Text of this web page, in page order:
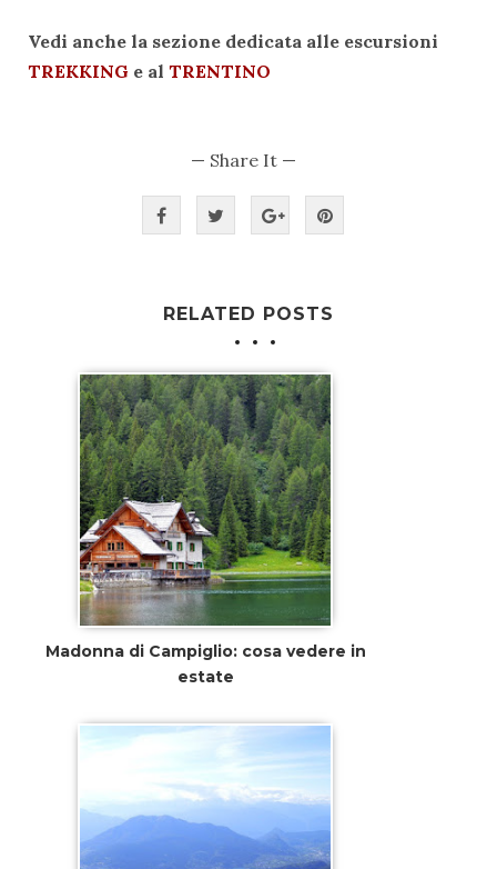
Vedi anche la sezione dedicata alle escursioni
TREKKING e al TRENTINO
— Share It —
RELATED POSTS
Madonna di Campiglio: cosa vedere in
estate